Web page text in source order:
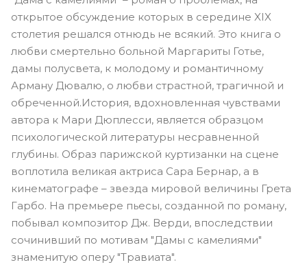
открытое обсуждение которых в середине XIX
столетия решался отнюдь не всякий. Это книга о
любви смертельно больной Маргариты Готье,
дамы полусвета, к молодому и романтичному
Арману Дювалю, о любви страстной, трагичной и
обреченной.История, вдохновленная чувствами
автора к Мари Дюплесси, является образцом
психологической литературы несравненной
глубины. Образ парижской куртизанки на сцене
воплотила великая актриса Сара Бернар, а в
кинематографе – звезда мировой величины Грета
Гарбо. На премьере пьесы, созданной по роману,
побывал композитор Дж. Верди, впоследствии
сочинивший по мотивам "Дамы с камелиями"
знаменитую оперу "Травиата".